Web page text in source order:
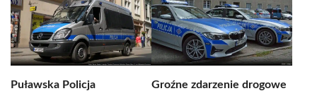
Puławska Policja
Groźne zdarzenie drogowe